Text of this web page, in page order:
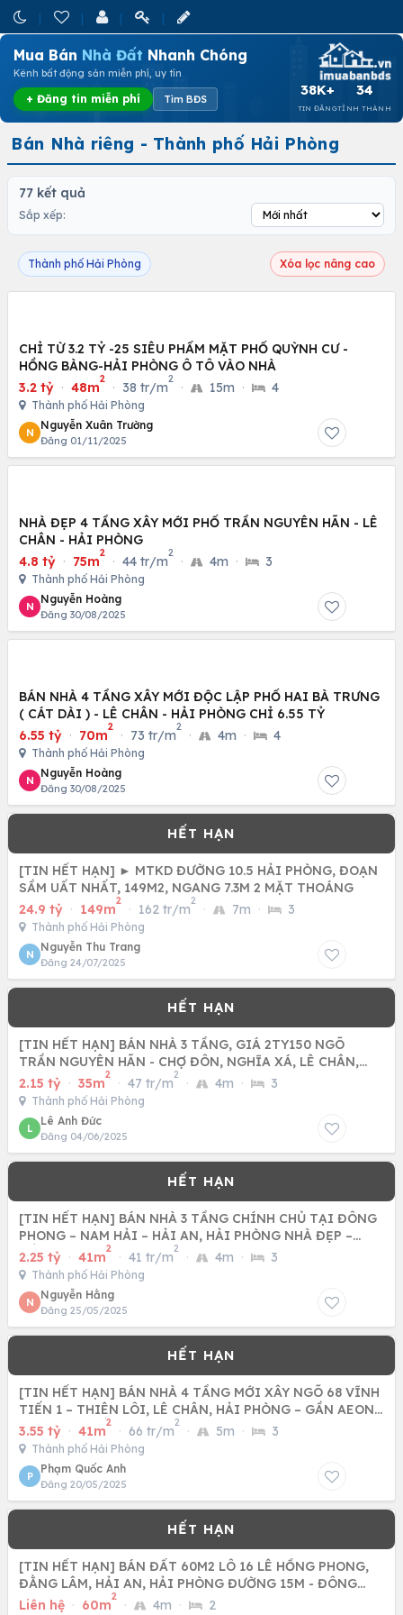
Mua Bán Nhà Đất Nhanh Chóng
Kênh bất động sản miễn phí, uy tín
+ Đăng tin miễn phí Tìm BĐS
38K+
TIN ĐĂNG
34
TỈNH THÀNH
Bán Nhà riêng - Thành phố Hải Phòng
77 kết quả
Sắp xếp:
Thành phố Hải Phòng Xóa lọc nâng cao
CHỈ TỪ 3.2 TỶ -25 SIÊU PHẨM MẶT PHỐ QUỲNH CƯ -
HỒNG BÀNG-HẢI PHÒNG Ô TÔ VÀO NHÀ
3.2 tỷ · 48m
2
· 38 tr/m
2
· 15m · 4
Thành phố Hải Phòng
N
Nguyễn Xuân Trường
Đăng 01/11/2025
NHÀ ĐẸP 4 TẦNG XÂY MỚI PHỐ TRẦN NGUYÊN HÃN - LÊ
CHÂN - HẢI PHÒNG
4.8 tỷ · 75m
2
· 44 tr/m
2
· 4m · 3
Thành phố Hải Phòng
N
Nguyễn Hoàng
Đăng 30/08/2025
BÁN NHÀ 4 TẦNG XÂY MỚI ĐỘC LẬP PHỐ HAI BÀ TRƯNG
( CÁT DÀI ) - LÊ CHÂN - HẢI PHÒNG CHỈ 6.55 TỶ
6.55 tỷ · 70m
2
· 73 tr/m
2
· 4m · 4
Thành phố Hải Phòng
N
Nguyễn Hoàng
Đăng 30/08/2025
[TIN HẾT HẠN] ► MTKD ĐƯỜNG 10.5 HẢI PHÒNG, ĐOẠN
SẦM UẤT NHẤT, 149M2, NGANG 7.3M 2 MẶT THOÁNG
24.9 tỷ · 149m
2
· 162 tr/m
2
· 7m · 3
Thành phố Hải Phòng
N
Nguyễn Thu Trang
Đăng 24/07/2025
[TIN HẾT HẠN] BÁN NHÀ 3 TẦNG, GIÁ 2TY150 NGÕ
TRẦN NGUYÊN HÃN - CHỢ ĐÔN, NGHĨA XÁ, LÊ CHÂN,
HẢI PHÒNG
2.15 tỷ · 35m
2
· 47 tr/m
2
· 4m · 3
Thành phố Hải Phòng
L
Lê Anh Đức
Đăng 04/06/2025
[TIN HẾT HẠN] BÁN NHÀ 3 TẦNG CHÍNH CHỦ TẠI ĐÔNG
PHONG – NAM HẢI – HẢI AN, HẢI PHÒNG NHÀ ĐẸP –
GẦN SÂN BAY CÁT BI
2.25 tỷ · 41m
2
· 41 tr/m
2
· 4m · 3
Thành phố Hải Phòng
N
Nguyễn Hằng
Đăng 25/05/2025
[TIN HẾT HẠN] BÁN NHÀ 4 TẦNG MỚI XÂY NGÕ 68 VĨNH
TIẾN 1 – THIÊN LÔI, LÊ CHÂN, HẢI PHÒNG – GẦN AEON
MALL, GIÁ TỐT
3.55 tỷ · 41m
2
· 66 tr/m
2
· 5m · 3
Thành phố Hải Phòng
P
Phạm Quốc Anh
Đăng 20/05/2025
[TIN HẾT HẠN] BÁN ĐẤT 60M2 LÔ 16 LÊ HỒNG PHONG,
ĐẰNG LÂM, HẢI AN, HẢI PHÒNG ĐƯỜNG 15M - ĐÔNG
NAM
Liên hệ · 60m
2
· 4m · 2